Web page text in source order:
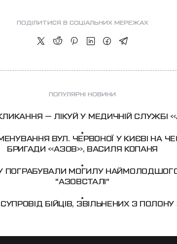
ПОДІЛИТИСЯ В СОЦІАЛЬНИХ МЕРЕЖАХ
ПОПУЛЯРНІ НОВИНИ
— ЛІКУЙ У МЕДИЧНІЙ СЛУЖБІ
ВУЛ. ЧЕРВОНОЇ У КИЄВІ НА
БРИГАДИ «АЗОВ», ВАСИЛЯ КОПАНЯ
ПОГРАБУВАЛИ МОГИЛУ
"АЗОВСТАЛІ"
БІЙЦІВ, ЗВІЛЬНЕНИХ З